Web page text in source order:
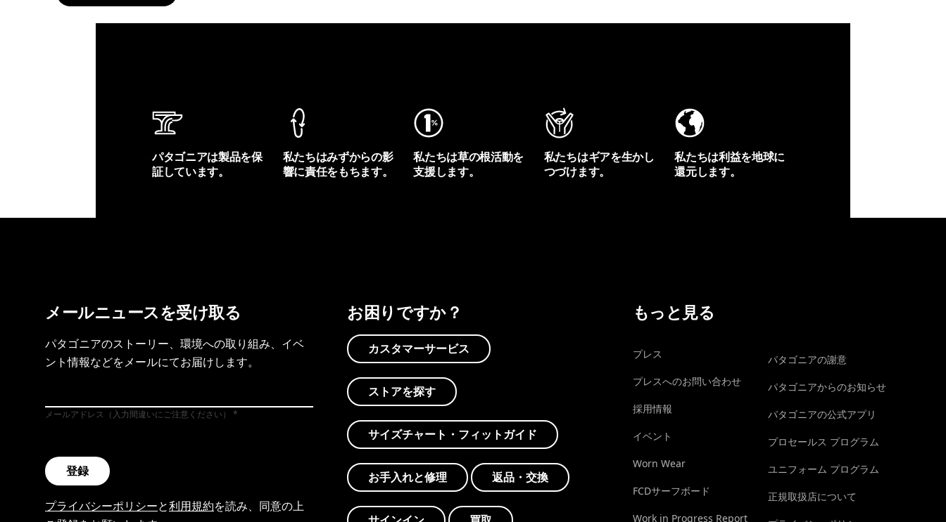
パタゴニアは製品を保
証しています。
私たちはみずからの影
響に責任をもちます。
私たちは草の根活動を
支援します。
私たちはギアを生かし
つづけます。
私たちは利益を地球に
還元します。
メールニュースを受け取る
パタゴニアのストーリー、環境への取り組み、イベ
ント情報などをメールにてお届けします。
メールアドレス（入力間違いにご注意ください）
登録
プライバシーポリシーと利用規約を読み、同意の上
お困りですか？
カスタマーサービス
ストアを探す
サイズチャート・フィットガイド
お手入れと修理 返品・交換
もっと見る
プレス
プレスへのお問い合わせ
採用情報
イベント
Worn Wear
FCDサーフボード
Work in Progress Report
パタゴニアの謝意
パタゴニアからのお知らせ
パタゴニアの公式アプリ
プロセールス プログラム
ユニフォーム プログラム
正規取扱店について